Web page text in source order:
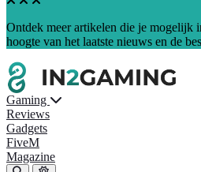
Ontdek meer artikelen die je mogelijk
hoogte van het laatste nieuws en de
Gaming
Reviews
Gadgets
FiveM
Magazine